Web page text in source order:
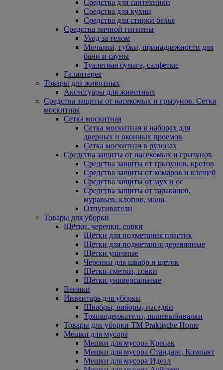
Средства для сантехники
Средства для кухни
Средства для стирки белья
Средства личной гигиены
Уход за телом
Мочалки, губки, принадлежности для
бани и сауны
Туалетная бумага, салфетки
Галантерея
Товары для животных
Аксессуары для животных
Средства защиты от насекомых и грызунов. Сетка
москитная
Сетка москитная
Сетка москитная в наборах для
дверных и оконных проемов
Сетка москитная в рулонах
Средства защиты от насекомых и грызунов
Средства защиты от грызунов, кротов
Средства защиты от комаров и клещей
Средства защиты от мух и ос
Средства защиты от тараканов,
муравьев, клопов, моли
Отпугиватели
Товары для уборки
Щётки, черенки, совки
Щётки для подметания пластик
Щётки для подметания деревянные
Щётки уличные
Черенки для швабр и щёток
Щётки-сметки, совки
Щётки универсальные
Веники
Инвентарь для уборки
Швабры, наборы, насадки
Тряпкодержатели, пылевыбивалки
Товары для уборки ТМ Praktische Home
Мешки для мусора
Мешки для мусора Крепак
Мешки для мусора Стандарт, Компакт
Мешки для мусора Идеал